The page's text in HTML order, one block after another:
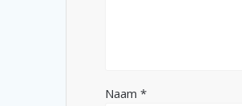
Naam*